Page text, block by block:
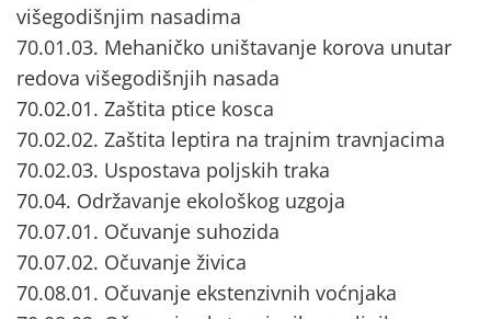
višegodišnjim nasadima
70.01.03. Mehaničko uništavanje korova unutar
redova višegodišnjih nasada
70.02.01. Zaštita ptice kosca
70.02.02. Zaštita leptira na trajnim travnjacima
70.02.03. Uspostava poljskih traka
70.04. Održavanje ekološkog uzgoja
70.07.01. Očuvanje suhozida
70.07.02. Očuvanje živica
70.08.01. Očuvanje ekstenzivnih voćnjaka